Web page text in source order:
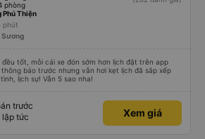
phòng
Phú Thiện
phút
Sương
tốt, mỗi cái xe đón sớm hơn lịch đặt trên app
báo trước nhưng vẫn hơi kẹt lịch đã sắp xếp
lịch sự! Vẫn 5 sao nha!
trước
lập tức
Xem giá